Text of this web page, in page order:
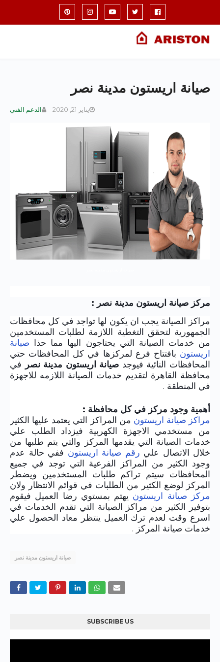
صيانة اريستون مدينة نصر
الدعم الفني يناير 21, 2020
مركز صيانة اريستون مدينة نصر :
مراكز الصيانة يجب ان يكون لها تواجد في كل محافظات
الجمهورية لتحقق التغطية اللازمة لطلبات المستخدمين
من خدمات الصيانة التي يحتاجون اليها مما حذا صيانة
اريستون بافتتاح فرع لمركزها في كل المحافظات حتي
المحافظات النائية فيوجد صيانة اريستون مدينة نصر في
محافظة القاهرة لتقديم خدمات الصيانة اللازمه للاجهزة
في المنطقة .
أهمية وجود مركز في كل محافظة :
مراكز صيانة اريستون من المراكز التي يعتمد عليها الكثير
من مستخدمي الاجهزة الكهربية فيزداد الطلب علي
خدمات الصيانة التي يقدمها المركز والتي يتم طلبها من
خلال الاتصال علي رقم صيانة اريستون ففي حالة عدم
وجود الكثير من المراكز الفرعية التي توجد في جميع
المحافظات سيتم تراكم طلبات المستخدمين ويضطر
المركز لوضع الكثير من الطلبات في قوائم الانتظار ولان
مركز صيانة اريستون يهتم بمستوي رضا العميل فيقوم
بتوفير الكثير من مراكز الصيانة التي تقدم الخدمات في
اسرع وقت لعدم ترك العميل ينتظر معاد الحصول علي
خدمات صيانة المركز .
صيانة اريستون مدينة نصر
SUBSCRIBE US